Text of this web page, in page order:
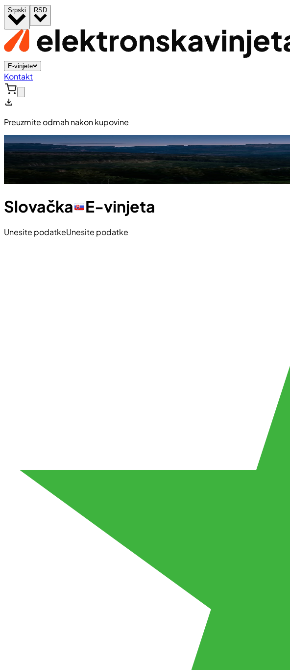
Srpski RSD
E-vinjete
Kontakt
Preuzmite odmah nakon kupovine
Slovačka E-vinjeta
Unesite podatkeUnesite podatke